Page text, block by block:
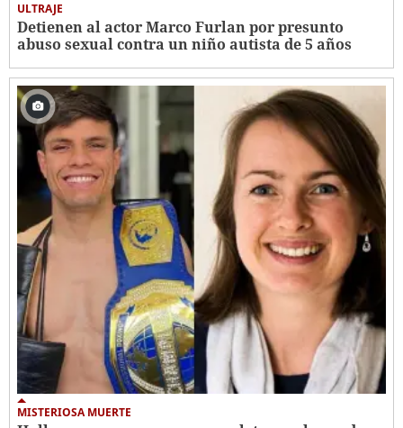
ULTRAJE
Detienen al actor Marco Furlan por presunto
abuso sexual contra un niño autista de 5 años
MISTERIOSA MUERTE